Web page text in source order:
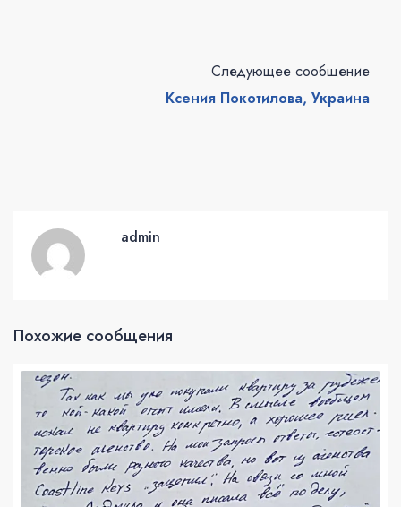
Следующее сообщение
Ксения Покотилова, Украина
admin
Похожие сообщения